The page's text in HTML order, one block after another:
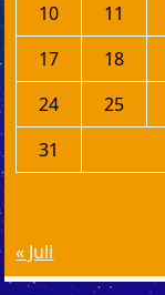
10
11
17
18
24
25
31
« Juli